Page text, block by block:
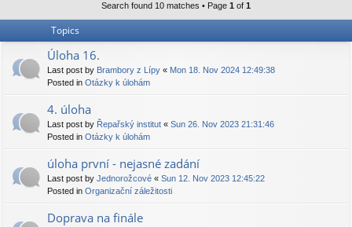
Search found 10 matches • Page 1 of 1
Topics
Úloha 16.
Last post by Brambory z Lípy « Mon 18. Nov 2024 12:49:38
Posted in Otázky k úlohám
4. úloha
Last post by Řepařský institut « Sun 26. Nov 2023 21:31:46
Posted in Otázky k úlohám
úloha první - nejasné zadání
Last post by Jednorožcové « Sun 12. Nov 2023 12:45:22
Posted in Organizační záležitosti
Doprava na finále